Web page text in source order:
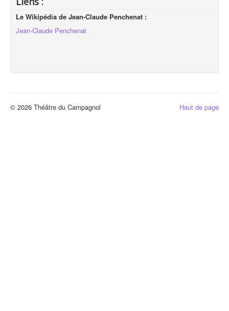
Le Wikipédia de Jean-Claude Penchenat :
Jean-Claude Penchenat
Haut de page
© 2026 Théâtre du Campagnol